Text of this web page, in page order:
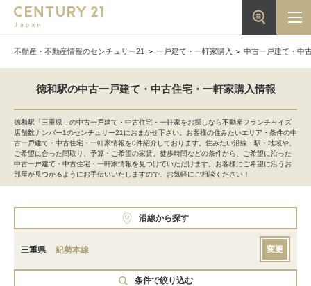
不動産・不動産情報のセンチュリー21 一戸建て・一軒家購入 中古一戸建て・中
徳和駅の中古一戸建て・中古住宅・一軒家購入情報
徳和駅「三重県」の中古一戸建て・中古住宅・一軒家をお探しなら不動産フランチャイズ
店舗数ナンバー1のセンチュリー21におまかせ下さい。お客様の住みたいエリア・条件の中
古一戸建て・中古住宅・一軒家情報を0件紹介しております。住みたい沿線・駅・地域や、
ご希望に合った間取り、予算・ご希望の家賃、徒歩時間などの条件から、ご希望に沿った
中古一戸建て・中古住宅・一軒家情報を見つけていただけます。お客様にご希望に沿うお
部屋が見つかるようにお手伝いいたしますので、お気軽にご相談ください！
沿線から探す
三重県 紀勢本線 変更
条件で絞り込む